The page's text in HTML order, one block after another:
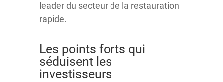
leader du secteur de la restauration
rapide.
Les points forts qui
séduisent les
investisseurs